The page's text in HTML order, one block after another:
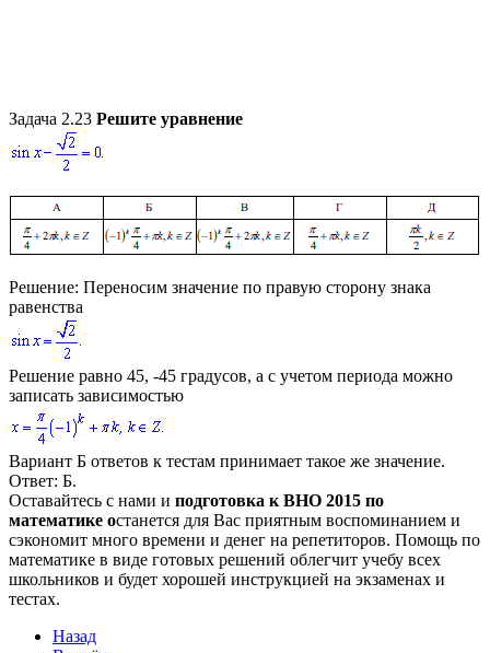
Задача 2.23 Решите уравнение
Решение: Переносим значение по правую сторону знака
равенства
Решение равно 45, -45 градусов, а с учетом периода можно
записать зависимостью
Вариант Б ответов к тестам принимает такое же значение.
Ответ: Б.
Оставайтесь с нами и подготовка к ВНО 2015 по
математике останется для Вас приятным воспоминанием и
сэкономит много времени и денег на репетиторов. Помощь по
математике в виде готовых решений облегчит учебу всех
школьников и будет хорошей инструкцией на экзаменах и
тестах.
Назад